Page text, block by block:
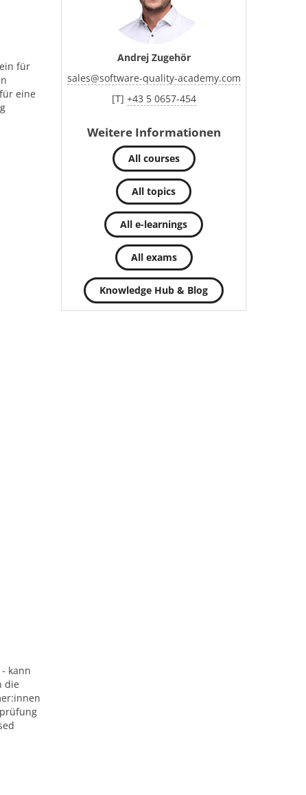
für
eine
kann
die
Andrej Zugehör
sales@software-quality-academy.com
[T] +43 5 0657-454
Weitere Informationen
All courses
All topics
All e-learnings
All exams
Knowledge Hub & Blog